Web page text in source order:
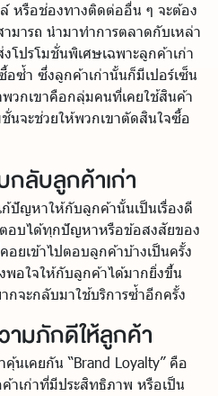
หรือช่องทางติดต่ออื่น ๆ จะต้อง
มารถ นำมาทำการตลาดกับเหล่า
โปรโมชั่นพิเศษเฉพาะลูกค้าเก่า
อซ้ำ ซึ่งลูกค้าเก่านั้นก็มีเปอร์เซ็น
วกเขาคือกลุ่มคนที่เคยใช้สินค้า
ชั่นจะช่วยให้พวกเขาตัดสินใจซื้อ
ลับลูกค้าเก่า
ปัญหาให้กับลูกค้านั้นเป็นเรื่องดี
อบได้ทุกปัญหาหรือข้อสงสัยของ
ยเข้าไปตอบลูกค้าบ้างเป็นครั้ง
พอใจให้กับลูกค้าได้มากยิ่งขึ้น
กจะกลับมาใช้บริการซ้ำอีกครั้ง
ามภักดีให้ลูกค้า
นเคยกัน “Brand Loyalty” คือ
าเก่าที่มีประสิทธิภาพ หรือเป็น